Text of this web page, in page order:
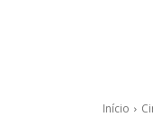
Início